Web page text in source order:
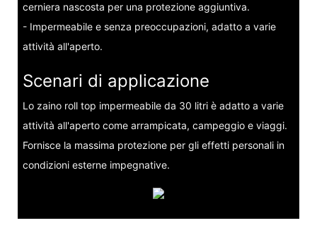
cerniera nascosta per una protezione aggiuntiva.
- Impermeabile e senza preoccupazioni, adatto a varie
attività all'aperto.
Scenari di applicazione
Lo zaino roll top impermeabile da 30 litri è adatto a varie
attività all'aperto come arrampicata, campeggio e viaggi.
Fornisce la massima protezione per gli effetti personali in
condizioni esterne impegnative.